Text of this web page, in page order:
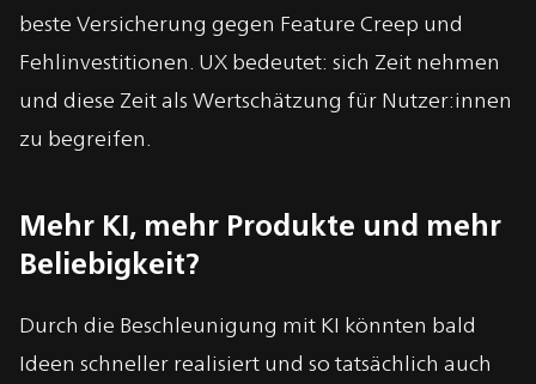
beste Versicherung gegen Feature Creep und
Fehlinvestitionen. UX bedeutet: sich Zeit nehmen
und diese Zeit als Wertschätzung für Nutzer:innen
zu begreifen.
Mehr KI, mehr Produkte und mehr
Beliebigkeit?
Durch die Beschleunigung mit KI könnten bald
Ideen schneller realisiert und so tatsächlich auch